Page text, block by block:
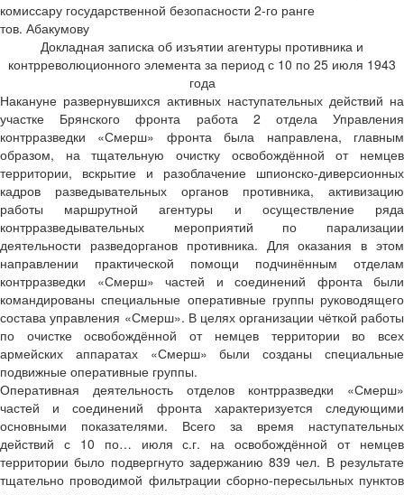
комиссару государственной безопасности 2-го ранге
тов. Абакумову
Докладная записка об изъятии агентуры противника и
контрреволюционного элемента за период с 10 по 25 июля 1943
года
Накануне развернувшихся активных наступательных действий на
участке Брянского фронта работа 2 отдела Управления
контрразведки «Смерш» фронта была направлена, главным
образом, на тщательную очистку освобождённой от немцев
территории, вскрытие и разоблачение шпионско-диверсионных
кадров разведывательных органов противника, активизацию
работы маршрутной агентуры и осуществление ряда
контрразведывательных мероприятий по парализации
деятельности разведорганов противника. Для оказания в этом
направлении практической помощи подчинённым отделам
контрразведки «Смерш» частей и соединений фронта были
командированы специальные оперативные группы руководящего
состава управления «Смерш». В целях организации чёткой работы
по очистке освобождённой от немцев территории во всех
армейских аппаратах «Смерш» были созданы специальные
подвижные оперативные группы.
Оперативная деятельность отделов контрразведки «Смерш»
частей и соединений фронта характеризуется следующими
основными показателями. Всего за время наступательных
действий с 10 по… июля с.г. на освобождённой от немцев
территории было подвергнуто задержанию 839 чел. В результате
тщательно проводимой фильтрации сборно-пересыльных пунктов